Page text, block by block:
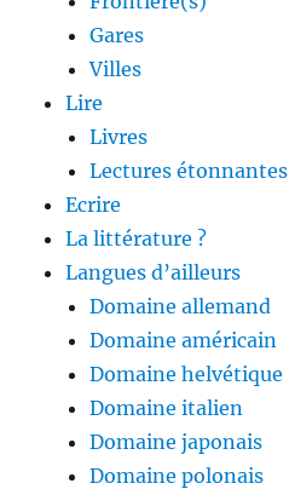
Gares
Villes
Lire
Livres
Lectures étonnantes
Ecrire
La littérature ?
Langues d’ailleurs
Domaine allemand
Domaine américain
Domaine helvétique
Domaine italien
Domaine japonais
Domaine polonais